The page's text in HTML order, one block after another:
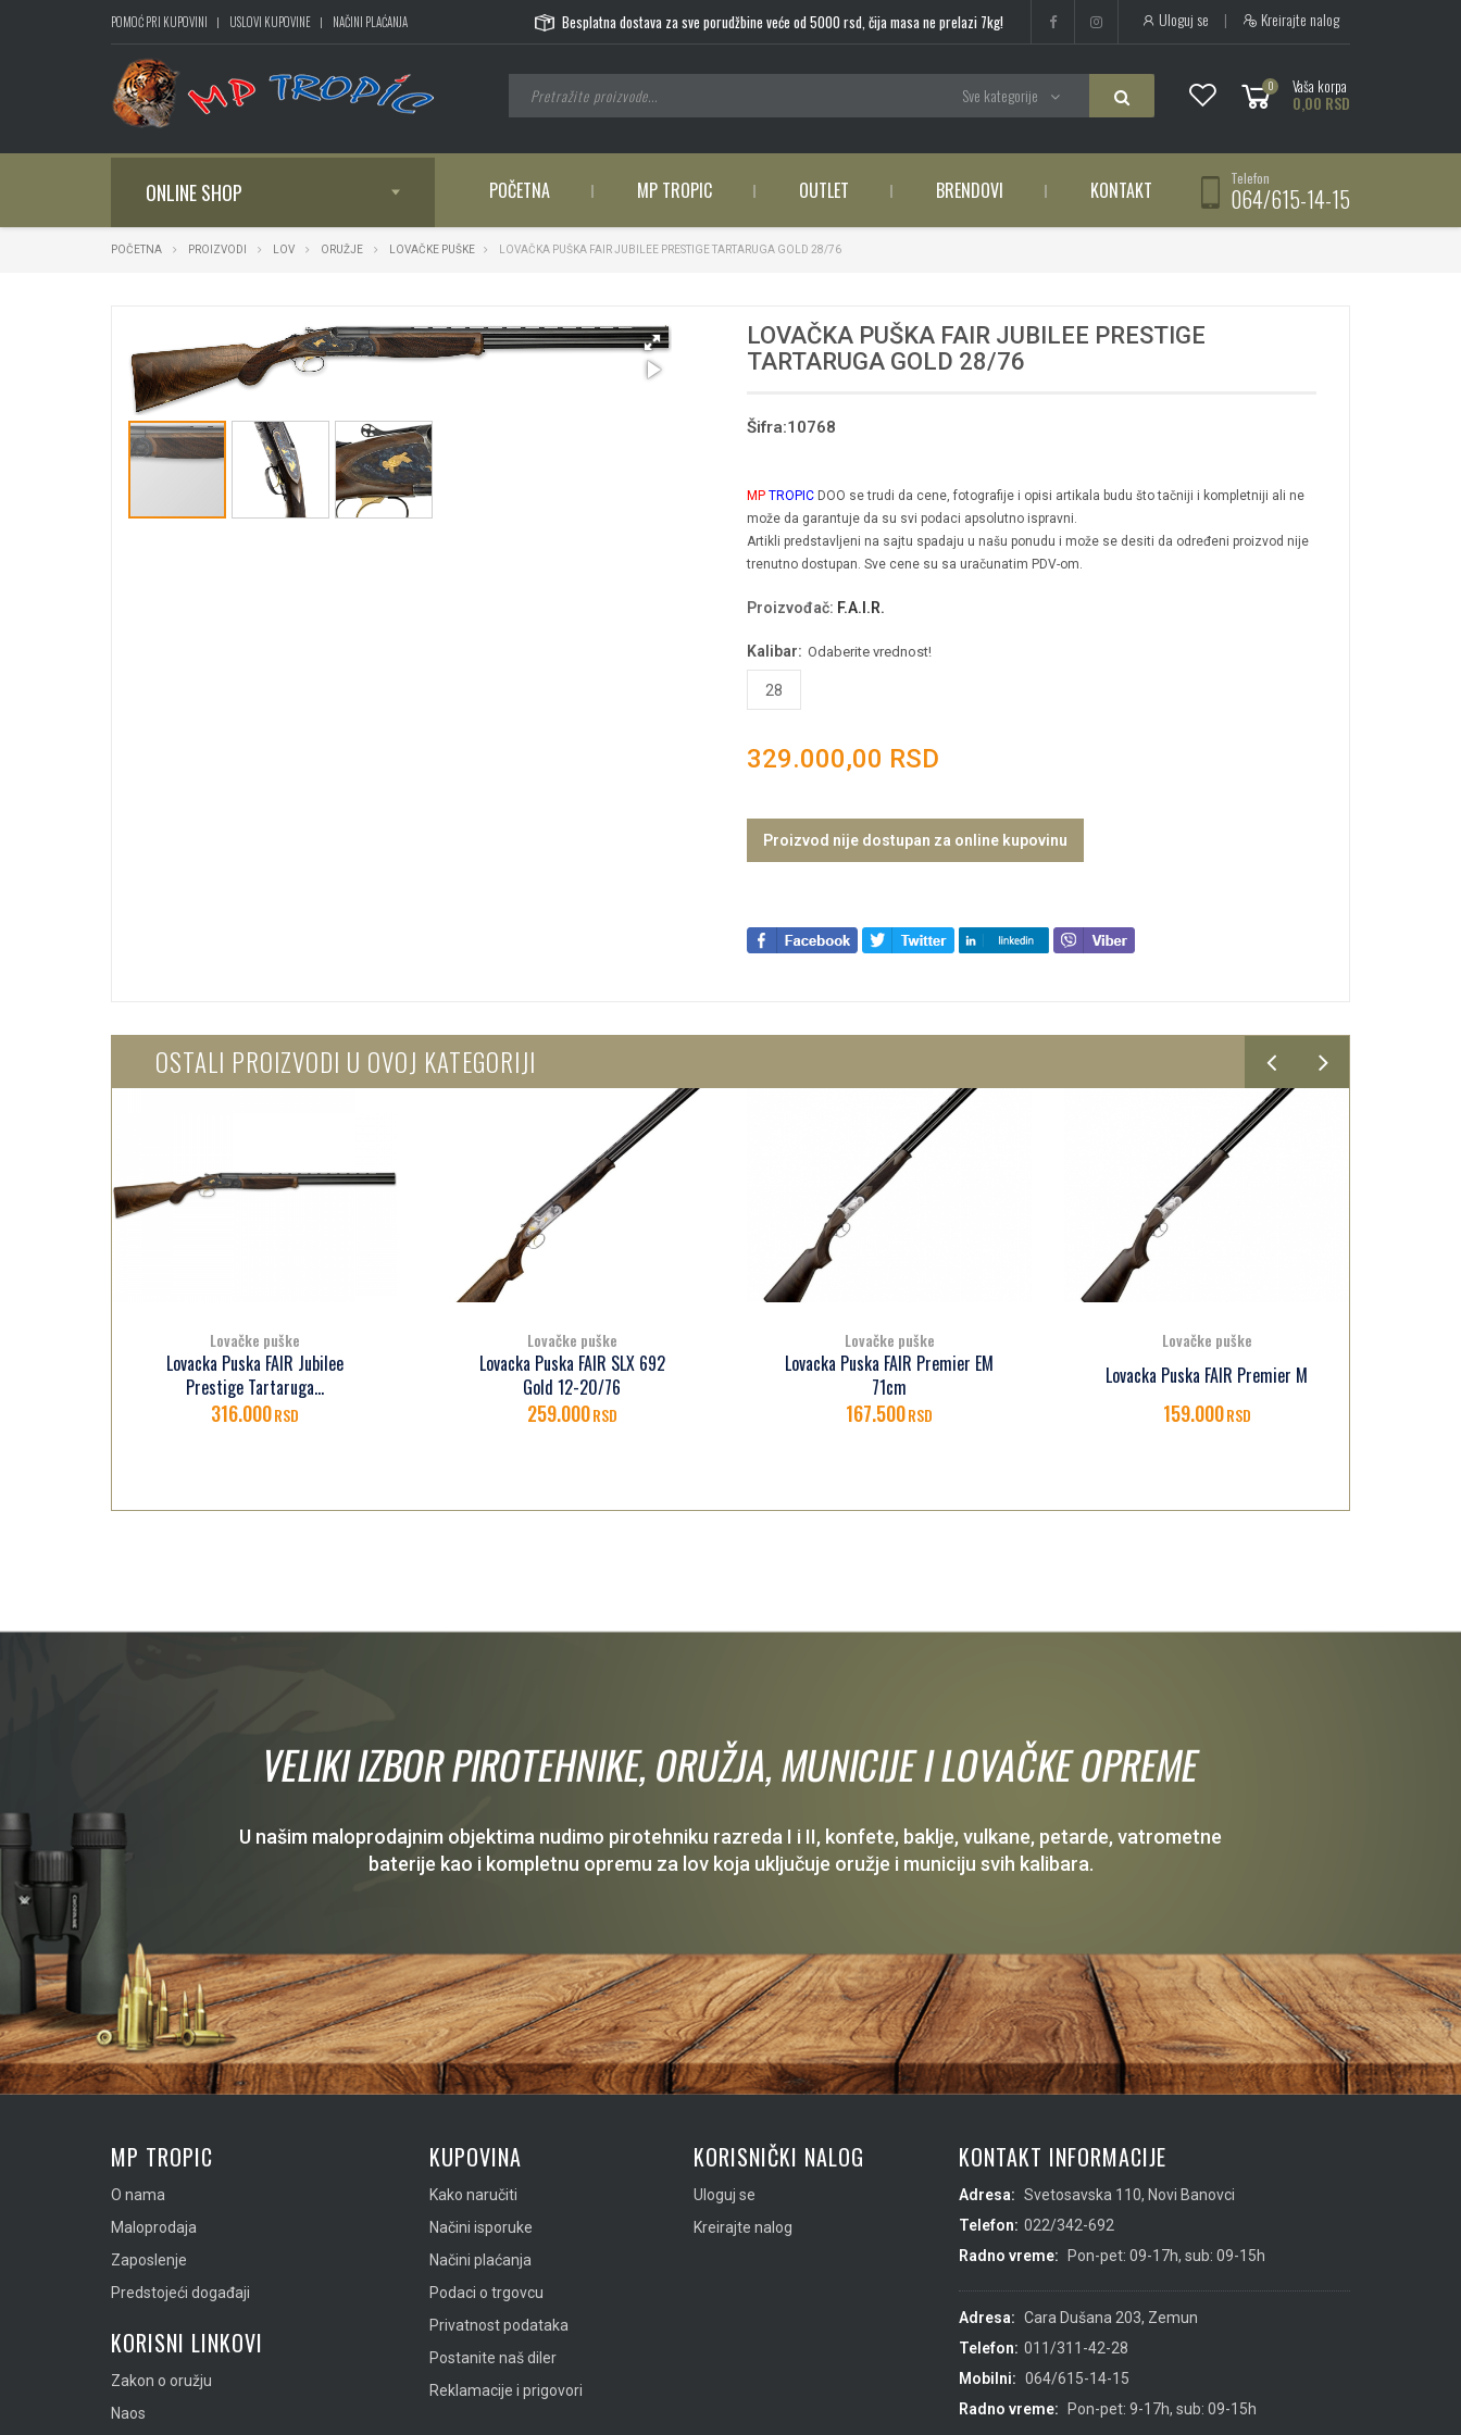
POMOĆ PRI KUPOVINI USLOVI KUPOVINE NAČINI PLAĆANJA Besplatna dostava za sve porudžbine veće od 5000 rsd, čija masa ne prelazi 7kg! Uloguj se | Kreirajte nalog
0 Vaša korpa
0,00 RSD
Sve kategorije
ONLINE SHOP POČETNA MP TROPIC OUTLET BRENDOVI KONTAKT Telefon
064/615-14-15
POČETNA PROIZVODI LOV ORUŽJE LOVAČKE PUŠKE LOVAČKA PUŠKA FAIR JUBILEE PRESTIGE TARTARUGA GOLD 28/76
LOVAČKA PUŠKA FAIR JUBILEE PRESTIGE
TARTARUGA GOLD 28/76
Šifra:10768
MP TROPIC DOO se trudi da cene, fotografije i opisi artikala budu što tačniji i kompletniji ali ne
može da garantuje da su svi podaci apsolutno ispravni.
Artikli predstavljeni na sajtu spadaju u našu ponudu i može se desiti da određeni proizvod nije
trenutno dostupan. Sve cene su sa uračunatim PDV-om.
Proizvođač: F.A.I.R.
Kalibar: Odaberite vrednost!
28
329.000,00 RSD
Proizvod nije dostupan za online kupovinu
OSTALI PROIZVODI U OVOJ KATEGORIJI
Lovačke puške
Lovacka Puska FAIR Jubilee
Prestige Tartaruga...
316.000RSD
Lovačke puške
Lovacka Puska FAIR SLX 692
Gold 12-20/76
259.000RSD
Lovačke puške
Lovacka Puska FAIR Premier EM
71cm
167.500RSD
Lovačke puške
Lovacka Puska FAIR Premier M
159.000RSD
VELIKI IZBOR PIROTEHNIKE, ORUŽJA, MUNICIJE I LOVAČKE OPREME
U našim maloprodajnim objektima nudimo pirotehniku razreda I i II, konfete, baklje, vulkane, petarde, vatrometne
baterije kao i kompletnu opremu za lov koja uključuje oružje i municiju svih kalibara.
MP TROPIC
O nama
Maloprodaja
Zaposlenje
Predstojeći događaji
KORISNI LINKOVI
Zakon o oružju
Naos
KUPOVINA
Kako naručiti
Načini isporuke
Načini plaćanja
Podaci o trgovcu
Privatnost podataka
Postanite naš diler
Reklamacije i prigovori
KORISNIČKI NALOG
Uloguj se
Kreirajte nalog
KONTAKT INFORMACIJE
Adresa: Svetosavska 110, Novi Banovci
Telefon: 022/342-692
Radno vreme:
Pon-pet: 09-17h, sub: 09-15h
Adresa: Cara Dušana 203, Zemun
Telefon: 011/311-42-28
Mobilni: 064/615-14-15
Radno vreme:
Pon-pet: 9-17h, sub: 09-15h